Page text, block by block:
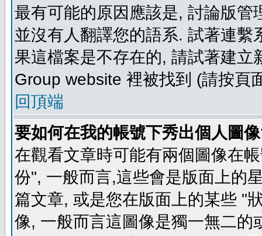
最有可能的原因應該是, 討論版
並沒有人翻譯您的語系. 試著連
果這檔案是不存在的, 請試著建
Group website 裡被找到 (請按頁
回頂端
要如何在我的帳號下秀出個人圖
在觀看文章時可能有兩個圖像在
份", 一般而言,這些會是版面上的
篇文章, 或是您在版面上的某些 "
像, 一般而言這圖像是獨一無二